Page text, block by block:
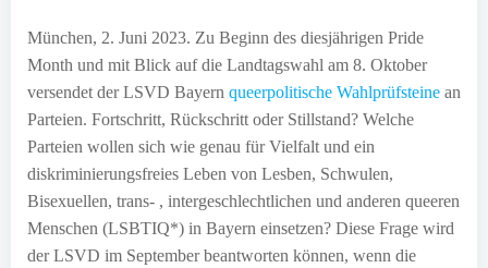
München, 2. Juni 2023. Zu Beginn des diesjährigen Pride
Month und mit Blick auf die Landtagswahl am 8. Oktober
versendet der LSVD Bayern queerpolitische Wahlprüfsteine an
Parteien. Fortschritt, Rückschritt oder Stillstand? Welche
Parteien wollen sich wie genau für Vielfalt und ein
diskriminierungsfreies Leben von Lesben, Schwulen,
Bisexuellen, trans- , intergeschlechtlichen und anderen queeren
Menschen (LSBTIQ*) in Bayern einsetzen? Diese Frage wird
der LSVD im September beantworten können, wenn die